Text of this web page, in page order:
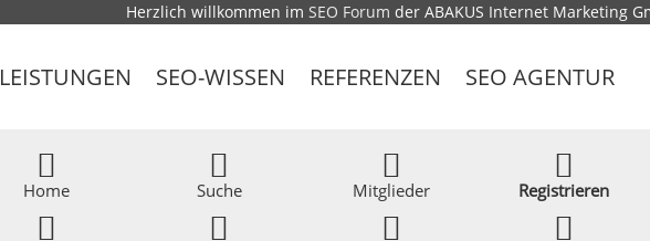
Herzlich willkommen im SEO Forum der ABAKUS Internet Marketing
LEISTUNGEN SEO-WISSEN REFERENZEN SEO AGENTUR
Home Suche Mitglieder Registrieren